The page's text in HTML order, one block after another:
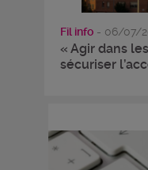
Fil info - 06/07/
« Agir dans
sécuriser